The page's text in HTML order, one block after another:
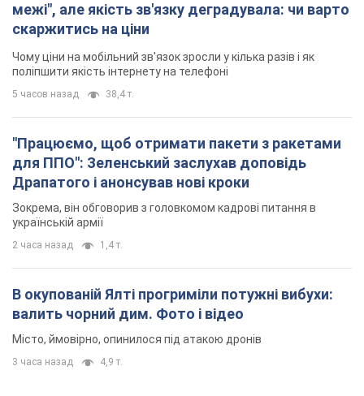
межі", але якість зв'язку деградувала: чи варто
скаржитись на ціни
Чому ціни на мобільний зв'язок зросли у кілька разів і як
поліпшити якість інтернету на телефоні
5 часов назад 38,4 т.
"Працюємо, щоб отримати пакети з ракетами
для ППО": Зеленський заслухав доповідь
Драпатого і анонсував нові кроки
Зокрема, він обговорив з головкомом кадрові питання в
українській армії
2 часа назад 1,4 т.
В окупованій Ялті прогриміли потужні вибухи:
валить чорний дим. Фото і відео
Місто, ймовірно, опинилося під атакою дронів
3 часа назад 4,9 т.